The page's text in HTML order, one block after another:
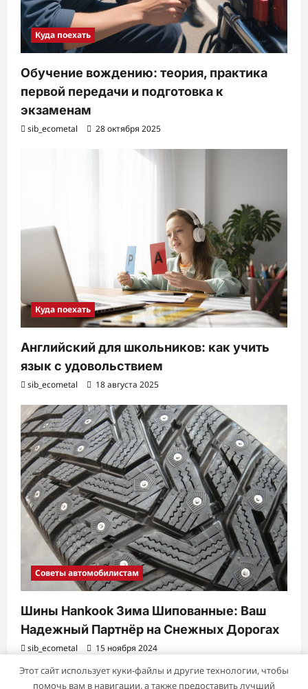
Куда поехать
Обучение вождению: теория, практика
первой передачи и подготовка к
экзаменам
sib_ecometal 28 октября 2025
Куда поехать
Английский для школьников: как учить
язык с удовольствием
sib_ecometal 18 августа 2025
Советы автомобилистам
Шины Hankook Зима Шипованные: Ваш
Надежный Партнёр на Снежных Дорогах
sib_ecometal 15 ноября 2024
Этот сайт использует куки-файлы и другие технологии, чтобы
помочь вам в навигации, а также предоставить лучший